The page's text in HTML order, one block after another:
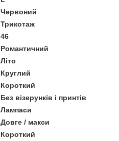
Червоний
Трикотаж
46
Романтичний
Літо
Круглий
Короткий
Без візерунків і принтів
Лампаси
Довге / макси
Короткий